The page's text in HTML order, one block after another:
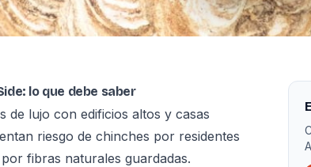
lo que debe saber
de lujo con edificios altos y casas
riesgo de chinches por residentes
fibras naturales guardadas.